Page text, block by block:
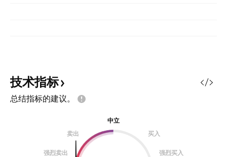
技术指标
总结指标的建议。
中立
卖出
买入
强烈卖出 强烈买入